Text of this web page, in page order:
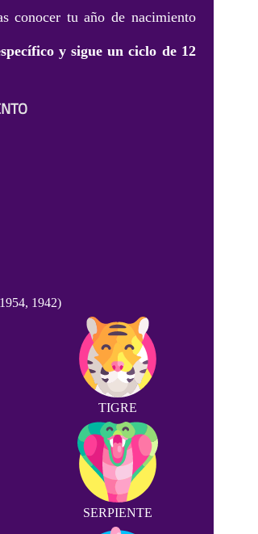
conocer tu año de nacimiento
y sigue un ciclo de 12
1942)
TIGRE
SERPIENTE